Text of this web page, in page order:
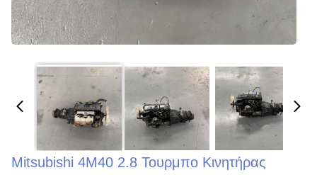
Mitsubishi 4M40 2.8 Τουρμπο Κινητήρας